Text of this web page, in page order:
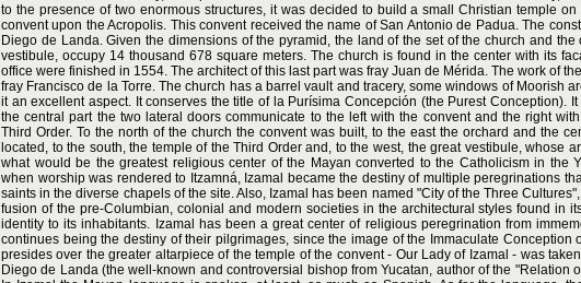
to the presence of two enormous structures, it was decided to build a small Christian temple
convent upon the Acropolis. This convent received the name of San Antonio de Padua. The
Diego de Landa. Given the dimensions of the pyramid, the land of the set of the church and
vestibule, occupy 14 thousand 678 square meters. The church is found in the center with its
office were finished in 1554. The architect of this last part was fray Juan de Mérida. The work of
fray Francisco de la Torre. The church has a barrel vault and tracery, some windows of Moorish
it an excellent aspect. It conserves the title of la Purísima Concepción (the Purest Conception).
the central part the two lateral doors communicate to the left with the convent and the right
Third Order. To the north of the church the convent was built, to the east the orchard and the
located, to the south, the temple of the Third Order and, to the west, the great vestibule, whose
what would be the greatest religious center of the Mayan converted to the Catholicism in the
when worship was rendered to Itzamná, Izamal became the destiny of multiple peregrinations
saints in the diverse chapels of the site. Also, Izamal has been named "City of the Three
fusion of the pre-Columbian, colonial and modern societies in the architectural styles found in
identity to its inhabitants. Izamal has been a great center of religious peregrination from
continues being the destiny of their pilgrimages, since the image of the Immaculate Conception
presides over the greater altarpiece of the temple of the convent - Our Lady of Izamal - was
Diego de Landa (the well-known and controversial bishop from Yucatan, author of the "Relation